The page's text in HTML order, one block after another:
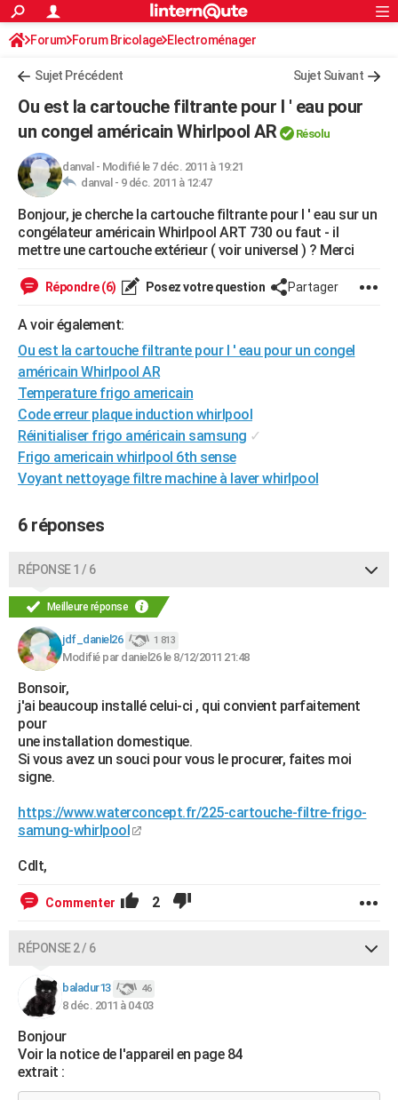
ACTUALITÉS
Politique
Société
Faits Divers
Education
Monde
Villes
+
Programme TV
Sorties cinéma
FINANCE
Retraite
Impôts
Epargne
Immobilier
Risques naturels par ville
Banque
Assurance
Crédit
AUTO
Essais
Réserver un essai
Citadines
Berlines
SUV
Forum auto
HIGH-TECH
Mobiles
Meilleur smartphone
Internet
Ordinateurs
Jeux vidéo
Guide high-tech
+BRICOLAGE
WEEK-END
Art de vivre
Bien-être
Loisirs
ModeModes de vie
SANTE
Alimentation
Guide de la santé
Maladies
Médicaments
Sommeil
Destinations
City break
Voyage nature
Voyage de noces
Forum
Climat
+PHOTO
GUIDES D'ACHAT
CARTE DE VOEUX
Carte de Noël
Carte Bonne année
Carte Saint-Valentin
Carte Pâques
Carte d'anniversaire
DICTIONNAIRE
Dictionnaire
Biographies
Citations
Expressions
Proverbes
PROGRAMME TV
COPAINS D'AVANT
S'inscrire
Se connecter
Lycées
Collèges
Primaires
Universités
Entreprises
Service militaire
Avis de recherche
AVIS DE DÉCÈS
FORUM
Bricolage
Lifestyle
Culture
Sport
Auto
Television
Voyage
Cinema
S'inscrire
Connexion
Forum Forum Bricolage Electroménager
Sujet Précédent Sujet Suivant
Ou est la cartouche filtrante pour l ' eau pour
un congel américain Whirlpool AR
Résolu
danval - Modifié le 7 déc. 2011 à 19:21
danval - 9 déc. 2011 à 12:47
Bonjour, je cherche la cartouche filtrante pour l ' eau sur un
congélateur américain Whirlpool ART 730 ou faut - il
mettre une cartouche extérieur ( voir universel ) ? Merci
Répondre (6) Posez votre question Partager
A voir également:
Ou est la cartouche filtrante pour l ' eau pour un congel
américain Whirlpool AR
Temperature frigo americain
Code erreur plaque induction whirlpool
Réinitialiser frigo américain samsung ✓
Frigo americain whirlpool 6th sense
Voyant nettoyage filtre machine à laver whirlpool
6 réponses
RÉPONSE 1 / 6
Meilleure réponse
jdf_daniel26 1 813
Modifié par daniel26 le 8/12/2011 21:48
Bonsoir,
j'ai beaucoup installé celui-ci , qui convient parfaitement
pour
une installation domestique.
Si vous avez un souci pour vous le procurer, faites moi
signe.
https://www.waterconcept.fr/225-cartouche-filtre-frigo-
samung-whirlpool
Cdlt,
Commenter 2
RÉPONSE 2 / 6
baladur13 46
8 déc. 2011 à 04:03
Bonjour
Voir la notice de l'appareil en page 84
extrait :